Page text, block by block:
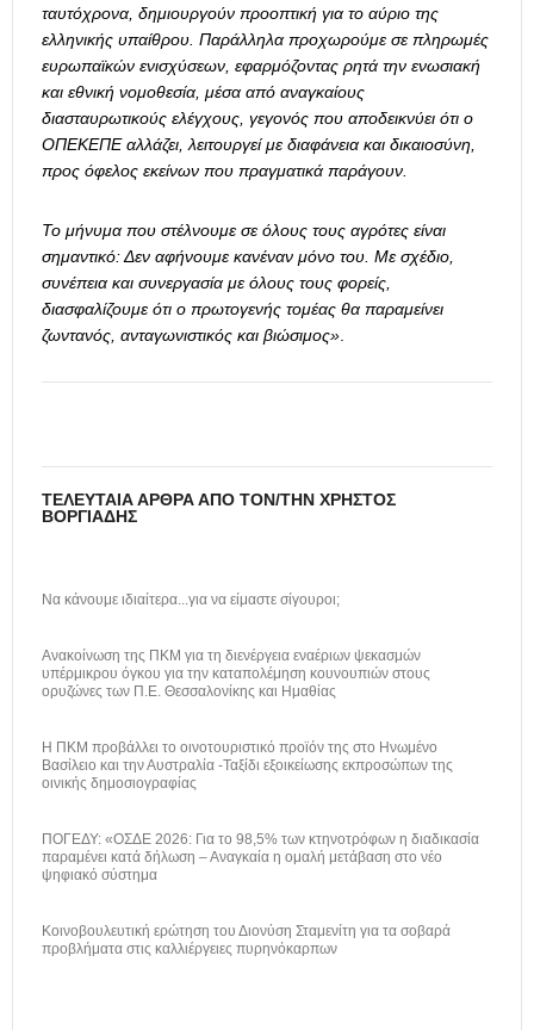
ταυτόχρονα, δημιουργούν προοπτική για το αύριο της
ελληνικής υπαίθρου. Παράλληλα προχωρούμε σε πληρωμές
ευρωπαϊκών ενισχύσεων, εφαρμόζοντας ρητά την ενωσιακή
και εθνική νομοθεσία, μέσα από αναγκαίους
διασταυρωτικούς ελέγχους, γεγονός που αποδεικνύει ότι ο
ΟΠΕΚΕΠΕ αλλάζει, λειτουργεί με διαφάνεια και δικαιοσύνη,
προς όφελος εκείνων που πραγματικά παράγουν.
Το μήνυμα που στέλνουμε σε όλους τους αγρότες είναι
σημαντικό: Δεν αφήνουμε κανέναν μόνο του. Με σχέδιο,
συνέπεια και συνεργασία με όλους τους φορείς,
διασφαλίζουμε ότι ο πρωτογενής τομέας θα παραμείνει
ζωντανός, ανταγωνιστικός και βιώσιμος».
ΤΕΛΕΥΤΑΊΑ ΆΡΘΡΑ ΑΠΌ ΤΟΝ/ΤΗΝ ΧΡΉΣΤΟΣ
ΒΟΡΓΙΆΔΗΣ
Να κάνουμε ιδιαίτερα...για να είμαστε σίγουροι;
Ανακοίνωση της ΠΚΜ για τη διενέργεια εναέριων ψεκασμών
υπέρμικρου όγκου για την καταπολέμηση κουνουπιών στους
ορυζώνες των Π.Ε. Θεσσαλονίκης και Ημαθίας
H ΠΚΜ προβάλλει το οινοτουριστικό προϊόν της στο Ηνωμένο
Βασίλειο και την Αυστραλία -Ταξίδι εξοικείωσης εκπροσώπων της
οινικής δημοσιογραφίας
ΠΟΓΕΔΥ: «ΟΣΔΕ 2026: Για το 98,5% των κτηνοτρόφων η διαδικασία
παραμένει κατά δήλωση – Αναγκαία η ομαλή μετάβαση στο νέο
ψηφιακό σύστημα
Κοινοβουλευτική ερώτηση του Διονύση Σταμενίτη για τα σοβαρά
προβλήματα στις καλλιέργειες πυρηνόκαρπων